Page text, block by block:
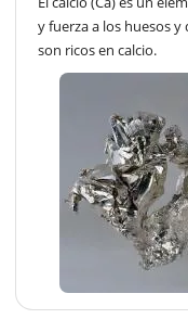
y fuerza a los huesos
son ricos en calcio.